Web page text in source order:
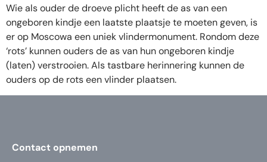
Wie als ouder de droeve plicht heeft de as van een
ongeboren kindje een laatste plaatsje te moeten geven, is
er op Moscowa een uniek vlindermonument. Rondom deze
‘rots’ kunnen ouders de as van hun ongeboren kindje
(laten) verstrooien. Als tastbare herinnering kunnen de
ouders op de rots een vlinder plaatsen.
Contact opnemen